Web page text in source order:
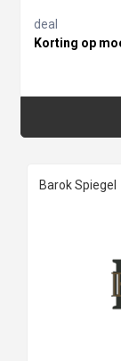
deal
Korting op
Barok Spiegel